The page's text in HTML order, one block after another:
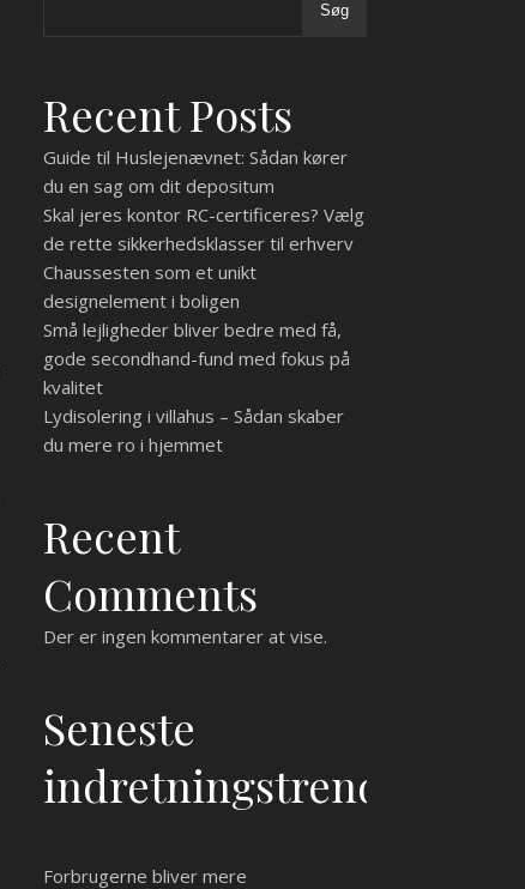
Søg
Recent Posts
Guide til Huslejenævnet: Sådan kører
du en sag om dit depositum
Skal jeres kontor RC-certificeres? Vælg
de rette sikkerhedsklasser til erhverv
Chaussesten som et unikt
designelement i boligen
Små lejligheder bliver bedre med få,
gode secondhand-fund med fokus på
kvalitet
Lydisolering i villahus – Sådan skaber
du mere ro i hjemmet
Recent
Comments
Der er ingen kommentarer at vise.
Seneste
indretningstrends
Forbrugerne bliver mere